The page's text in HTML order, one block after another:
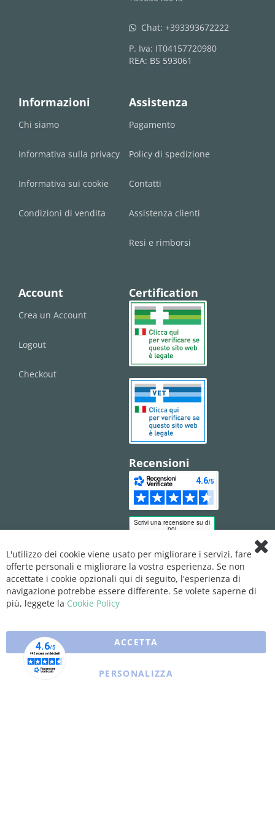
whatsapp Chat: +393393672222
P. Iva: IT04157720980
REA: BS 593061
Informazioni
Chi siamo
Informativa sulla privacy
Informativa sui cookie
Condizioni di vendita
Assistenza
Pagamento
Policy di spedizione
Contatti
Assistenza clienti
Resi e rimborsi
Account
Crea un Account
Logout
Checkout
Certification
Recensioni
L'utilizzo dei cookie viene usato per migliorare i servizi, fare
offerte personali e migliorare la vostra esperienza. Se non
accettate i cookie opzionali qui di seguito, l'esperienza di
navigazione potrebbe essere differente. Se volete saperne di
più, leggete la Cookie Policy
ACCETTA
PERSONALIZZA